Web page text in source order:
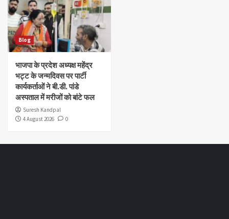
Blog
भाजपा के प्रदेश अध्यक्ष महेंद्र
भट्ट के जन्मदिवस पर पार्टी
कार्यकर्ताओं ने बी.डी. पांडे
अस्पताल में मरीजों को बांटे फल
Suresh Kandpal
4 August 2026
0